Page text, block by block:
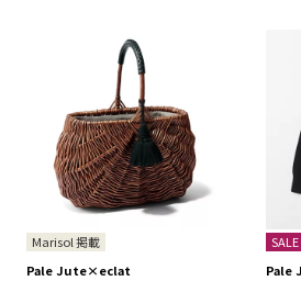
Marisol 掲載
Pale Jute×eclat
SALE
Pale